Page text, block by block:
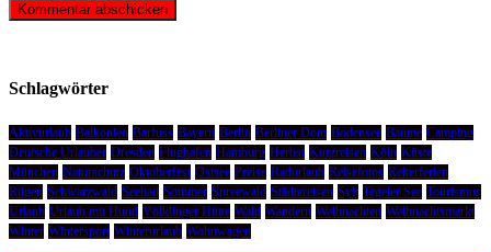
Schlagwörter
Aktivurlaub Balkonien Barfuss Bayern Berlin Berliner Dom Bodensee Bäume Camping
Deutsche Urlauber Dresden Flughafen Hamburg Herbst Kurzreisen Köln Küste
München Naturschutz Oktoberfest Ostsee Preise Radurlaub Reisefotos Reiterferien
Rügen Schwarzwald Seebad Sommer Spreewald Städtereisen Sylt Tegeler See Tourismus
Urlaub Urlaub mit Hund Völklinger Hütte Wald Wandern Weihnachten Weihnachtsmarkt
Winter Wintersport Winterurlaub Wohnwagen